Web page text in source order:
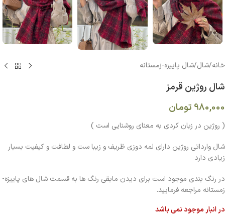
خانه/شال/شال پاییزه-زمستانه
شال روژین قرمز
980,000 تومان
( روژین در زبان کردی به معنای روشنایی است )
شال وارداتی روژین دارای لمه دوزی ظریف و زیبا ست و لطافت و کیفیت بسیار
زیادی دارد
در رنگ بندی موجود است برای دیدن مابقی رنگ ها به قسمت شال های پاییزه-
زمستانه مراجعه فرمایید.
در انبار موجود نمی باشد